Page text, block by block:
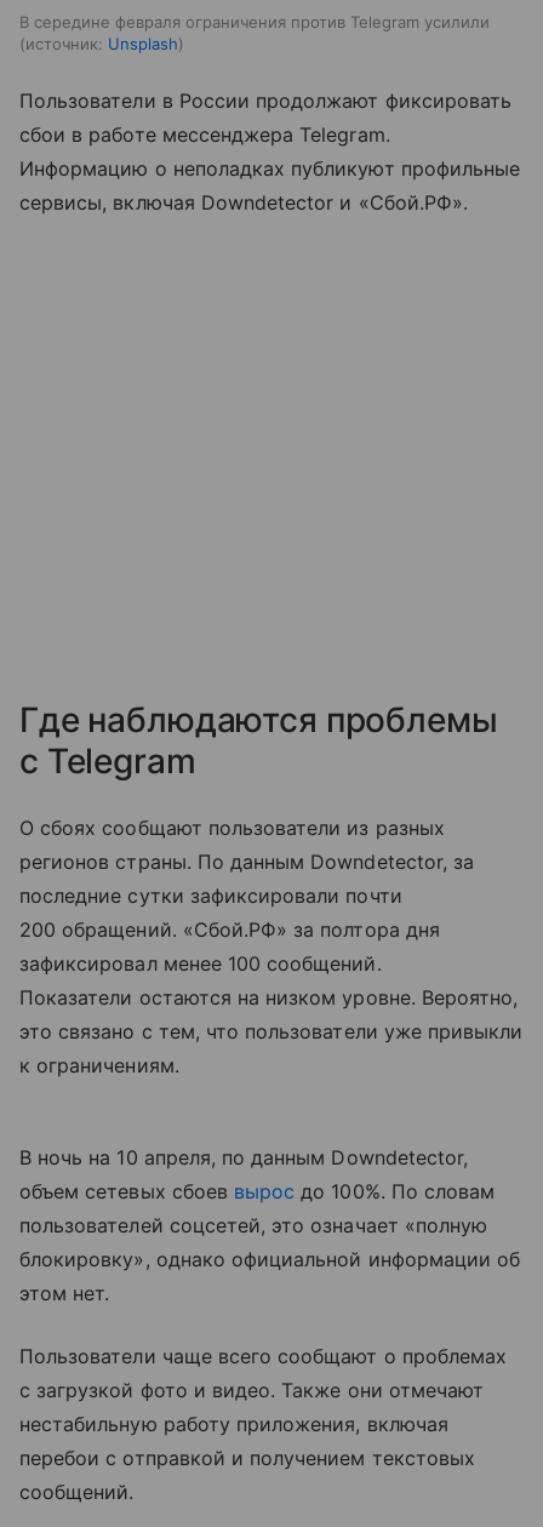
В середине февраля ограничения против Telegram усилили
источник: Unsplash
Пользователи в России продолжают фиксировать
сбои в работе мессенджера Telegram.
Информацию о неполадках публикуют профильные
сервисы, включая Downdetector и «Сбой.РФ».
Где наблюдаются проблемы
с Telegram
О сбоях сообщают пользователи из разных
регионов страны. По данным Downdetector, за
последние сутки зафиксировали почти
200 обращений. «Сбой.РФ» за полтора дня
зафиксировал менее 100 сообщений.
Показатели остаются на низком уровне. Вероятно,
это связано с тем, что пользователи уже привыкли
к ограничениям.
В ночь на 10 апреля, по данным Downdetector,
объем сетевых сбоев вырос до 100%. По словам
пользователей соцсетей, это означает «полную
блокировку», однако официальной информации об
этом нет.
Пользователи чаще всего сообщают о проблемах
с загрузкой фото и видео. Также они отмечают
нестабильную работу приложения, включая
перебои с отправкой и получением текстовых
сообщений.